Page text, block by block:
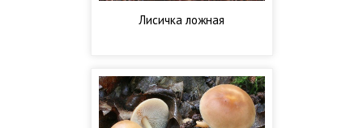
Лисичка ложная